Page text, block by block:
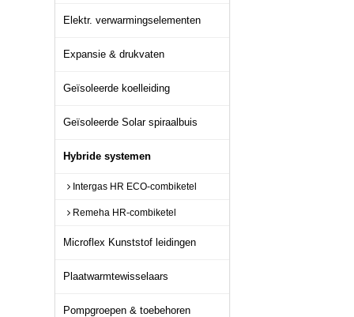
Elektr. verwarmingselementen
Expansie & drukvaten
Geïsoleerde koelleiding
Geïsoleerde Solar spiraalbuis
Hybride systemen
Intergas HR ECO-combiketel
Remeha HR-combiketel
Microflex Kunststof leidingen
Plaatwarmtewisselaars
Pompgroepen & toebehoren